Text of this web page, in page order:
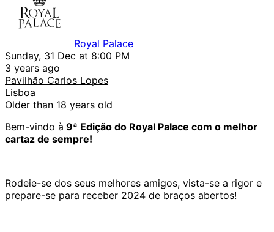
Royal Palace
Sunday, 31 Dec at 8:00 PM
3 years ago
Pavilhão Carlos Lopes
Lisboa
Older than 18 years old
Bem-vindo à 9ª Edição do Royal Palace com o melhor
cartaz de sempre!
Rodeie-se dos seus melhores amigos, vista-se a rigor e
prepare-se para receber 2024 de braços abertos!